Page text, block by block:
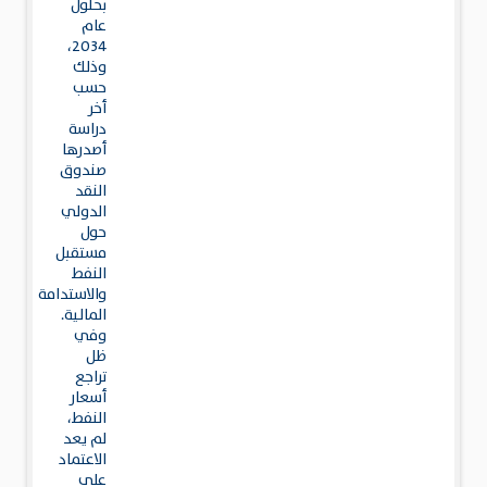
بحلول
عام
2034،
وذلك
حسب
أخر
دراسة
أصدرها
صندوق
النقد
الدولي
حول
مستقبل
النفط
والاستدامة
المالية.
وفي
ظل
تراجع
أسعار
النفط،
لم يعد
الاعتماد
على